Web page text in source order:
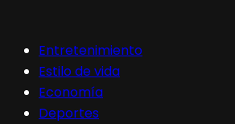
Entretenimiento
Estilo de vida
Economía
Deportes